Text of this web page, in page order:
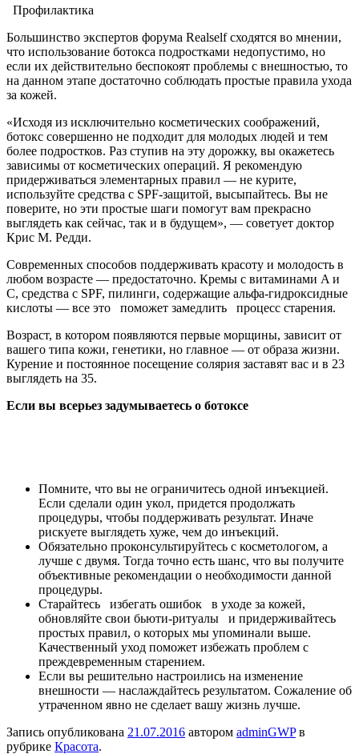
Профилактика
Большинство экспертов форума Realself сходятся во мнении,
что использование ботокса подростками недопустимо, но
если их действительно беспокоят проблемы с внешностью, то
на данном этапе достаточно соблюдать простые правила ухода
за кожей.
«Исходя из исключительно косметических соображений,
ботокс совершенно не подходит для молодых людей и тем
более подростков. Раз ступив на эту дорожку, вы окажетесь
зависимы от косметических операций. Я рекомендую
придерживаться элементарных правил — не курите,
используйте средства с SPF-защитой, высыпайтесь. Вы не
поверите, но эти простые шаги помогут вам прекрасно
выглядеть как сейчас, так и в будущем», — советует доктор
Крис М. Редди.
Современных способов поддерживать красоту и молодость в
любом возрасте — предостаточно. Кремы с витаминами A и
C, средства с SPF, пилинги, содержащие альфа-гидроксидные
кислоты — все это поможет замедлить процесс старения.
Возраст, в котором появляются первые морщины, зависит от
вашего типа кожи, генетики, но главное — от образа жизни.
Курение и постоянное посещение солярия заставят вас и в 23
выглядеть на 35.
Если вы всерьез задумываетесь о ботоксе
Помните, что вы не ограничитесь одной инъекцией.
Если сделали один укол, придется продолжать
процедуры, чтобы поддерживать результат. Иначе
рискуете выглядеть хуже, чем до инъекций.
Обязательно проконсультируйтесь с косметологом, а
лучше с двумя. Тогда точно есть шанс, что вы получите
объективные рекомендации о необходимости данной
процедуры.
Старайтесь избегать ошибок в уходе за кожей,
обновляйте свои бьюти-ритуалы и придерживайтесь
простых правил, о которых мы упоминали выше.
Качественный уход поможет избежать проблем с
преждевременным старением.
Если вы решительно настроились на изменение
внешности — наслаждайтесь результатом. Сожаление об
утраченном явно не сделает вашу жизнь лучше.
Запись опубликована 21.07.2016 автором adminGWPв
рубрике Красота.